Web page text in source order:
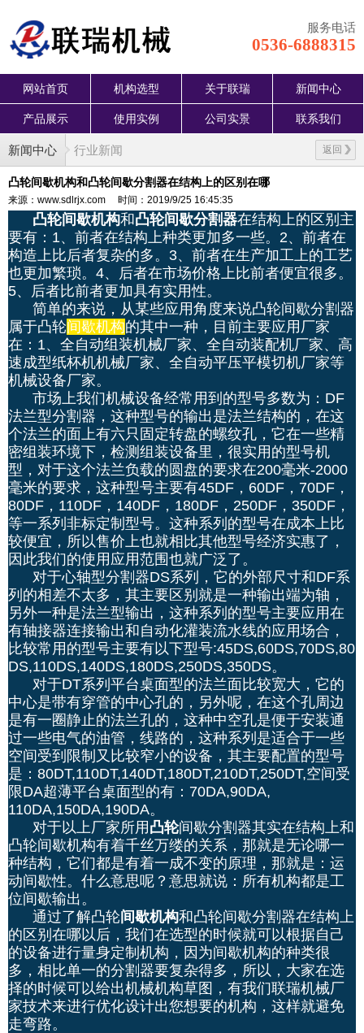
服务电话
0536-6888315
网站首页 机构选型 关于联瑞 新闻中心
产品展示 使用实例 公司实景 联系我们
新闻中心 返回
行业新闻
凸轮间歇机构和凸轮间歇分割器在结构上的区别在哪
来源：www.sdlrjx.com 时间：2019/9/25 16:45:35
凸轮间歇机构和凸轮间歇分割器在结构上的区别主
要有：1、前者在结构上种类更加多一些。2、前者在
构造上比后者复杂的多。3、前者在生产加工上的工艺
也更加繁琐。4、后者在市场价格上比前者便宜很多。
5、后者比前者更加具有实用性。
简单的来说，从某些应用角度来说凸轮间歇分割器
属于凸轮间歇机构的其中一种，目前主要应用厂家
在：1、全自动组装机械厂家、全自动装配机厂家、高
速成型纸杯机机械厂家、全自动平压平模切机厂家等
机械设备厂家。
市场上我们机械设备经常用到的型号多数为：DF
法兰型分割器，这种型号的输出是法兰结构的，在这
个法兰的面上有六只固定转盘的螺纹孔，它在一些精
密组装环境下，检测组装设备里，很实用的型号机
型，对于这个法兰负载的圆盘的要求在200毫米-2000
毫米的要求，这种型号主要有45DF，60DF，70DF，
80DF，110DF，140DF，180DF，250DF，350DF，
等一系列非标定制型号。这种系列的型号在成本上比
较便宜，所以售价上也就相比其他型号经济实惠了，
因此我们的使用应用范围也就广泛了。
对于心轴型分割器DS系列，它的外部尺寸和DF系
列的相差不太多，其主要区别就是一种输出端为轴，
另外一种是法兰型输出，这种系列的型号主要应用在
有轴接器连接输出和自动化灌装流水线的应用场合，
比较常用的型号主要有以下型号:45DS,60DS,70DS,80
DS,110DS,140DS,180DS,250DS,350DS。
对于DT系列平台桌面型的法兰面比较宽大，它的
中心是带有穿管的中心孔的，另外呢，在这个孔周边
是有一圈静止的法兰孔的，这种中空孔是便于安装通
过一些电气的油管，线路的，这种系列是适合于一些
空间受到限制又比较窄小的设备，其主要配置的型号
是：80DT,110DT,140DT,180DT,210DT,250DT,空间受
限DA超薄平台桌面型的有：70DA,90DA,
110DA,150DA,190DA。
对于以上厂家所用 凸轮间歇分割器其实在结构上和
凸轮间歇机构有着千丝万缕的关系，那就是无论哪一
种结构，它们都是有着一成不变的原理，那就是：运
动间歇性。什么意思呢？意思就说：所有机构都是工
位间歇输出。
通过了解凸轮间歇机构和凸轮间歇分割器在结构上
的区别在哪以后，我们在选型的时候就可以根据自己
的设备进行量身定制机构，因为间歇机构的种类很
多，相比单一的分割器要复杂得多，所以，大家在选
择的时候可以给出机械机构草图，有我们联瑞机械厂
家技术来进行优化设计出您想要的机构，这样就避免
走弯路。